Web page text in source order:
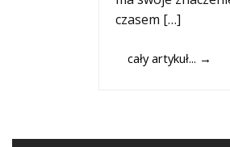
czasem […]
cały artykuł... →